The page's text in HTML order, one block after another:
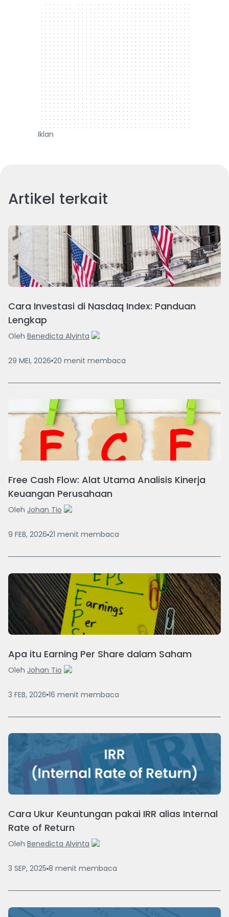
300 x 250
Iklan
Artikel terkait
Cara Investasi di Nasdaq Index: Panduan
Lengkap
Oleh Benedicta Alvinta
29 MEI, 2026 20 menit membaca
Free Cash Flow: Alat Utama Analisis Kinerja
Keuangan Perusahaan
Oleh Johan Tio
9 FEB, 2026 21 menit membaca
Apa itu Earning Per Share dalam Saham
Oleh Johan Tio
3 FEB, 2026 16 menit membaca
Cara Ukur Keuntungan pakai IRR alias Internal
Rate of Return
Oleh Benedicta Alvinta
3 SEP, 2025 8 menit membaca